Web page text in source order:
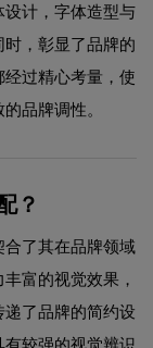
计，字体造型与
，彰显了品牌的
过精心考量，使
品牌调性。
？
了其在品牌领域
富的视觉效果，
了品牌的简约设